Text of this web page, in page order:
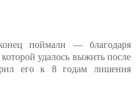
поймали — благодаря
удалось выжить после
его к 8 годам лишения